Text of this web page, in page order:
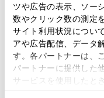
ツや広告の表示、ソー
数やクリック数の測定
サイト利用状況につい
アや広告配信、データ
す。各パートナーは、
パートナーに提供した
サービスを使用したと
使用することがありま
［設定
Z、G（
フィン
Z、除く